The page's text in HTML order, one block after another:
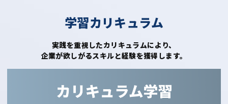
学習カリキュラム
実践を重視したカリキュラムにより、
企業が欲しがるスキルと経験を獲得します。